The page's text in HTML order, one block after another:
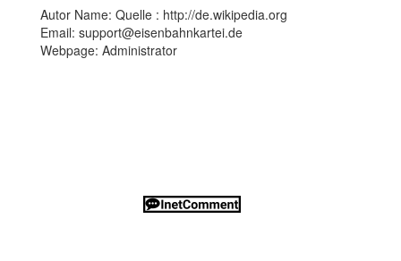
Autor Name: Quelle : http://de.wikipedia.org
Email: support@eisenbahnkartei.de
Webpage: Administrator